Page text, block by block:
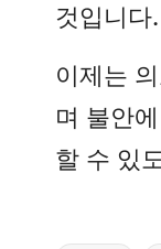
것입니다.
이제는
며 불안
할 수 있